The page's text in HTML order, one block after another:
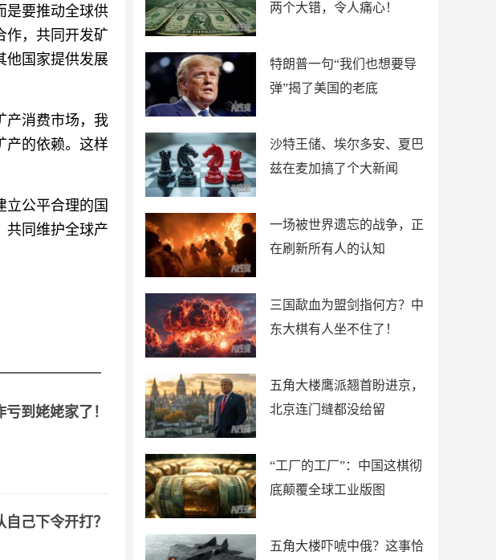
是要推动全球供
作，共同开发矿
他国家提供发展
产消费市场，我
产的依赖。这样
立公平合理的国
共同维护全球产
两个大错，令人痛心！
特朗普一句“我们也想要导
弹”揭了美国的老底
沙特王储、埃尔多安、夏巴
兹在麦加搞了个大新闻
一场被世界遗忘的战争，正
在刷新所有人的认知
三国歃血为盟剑指何方？中
东大棋有人坐不住了！
五角大楼鹰派翘首盼进京，
北京连门缝都没给留
“工厂的工厂”：中国这棋彻
底颠覆全球工业版图
五角大楼吓唬中俄？这事恰
到姥姥家了！
己下令开打？